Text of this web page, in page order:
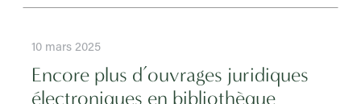
10 mars 2025
Encore plus d’ouvrages juridiques
électroniques en bibliothèque